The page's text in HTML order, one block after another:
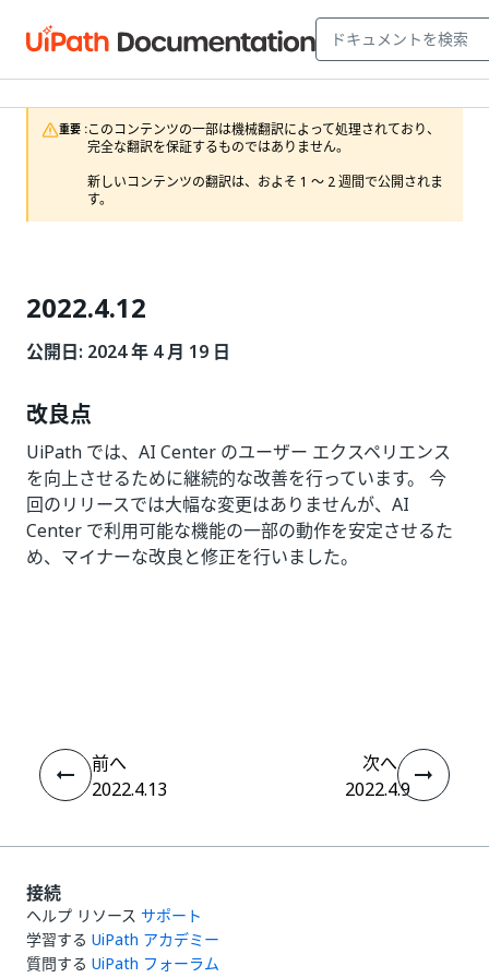
重要 :このコンテンツの一部は機械翻訳によって処理されており、
完全な翻訳を保証するものではありません。
新しいコンテンツの翻訳は、およそ 1 ～ 2 週間で公開されま
す。
2022.4.12
公開日: 2024 年 4 月 19 日
改良点
UiPath では、AI Center のユーザー エクスペリエンス
を向上させるために継続的な改善を行っています。 今
回のリリースでは大幅な変更はありませんが、AI
Center で利用可能な機能の一部の動作を安定させるた
め、マイナーな改良と修正を行いました。
前へ
2022.4.13
次へ
2022.4.9
接続
ヘルプ リソース サポート
学習する UiPath アカデミー
質問する UiPath フォーラム